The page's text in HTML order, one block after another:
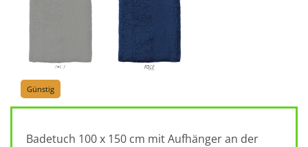
Günstig
Badetuch 100 x 150 cm mit Aufhänger an der